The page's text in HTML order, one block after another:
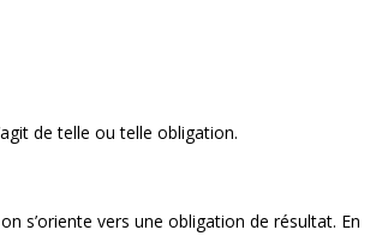
de telle ou telle obligation.
s’oriente vers une obligation de résultat. En